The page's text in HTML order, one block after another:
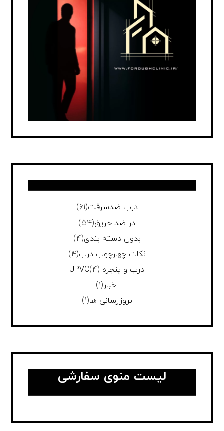
درب ضدسرقت(61)
در ضد حریق(54)
بدون دسته بندی(4)
نکات چهارچوب درب(4)
درب و پنجره UPVC (4)
اخبار(1)
بروزرسانی ها(1)
لیست منوی سفارشی